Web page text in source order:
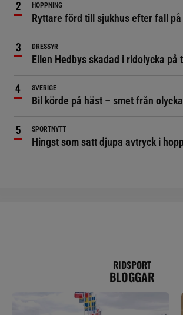
HOPPNING
Ryttare förd till sjukhus efter fall på
DRESSYR
Ellen Hedbys skadad i ridolycka på
SVERIGE
Bil körde på häst – smet från
SPORTNYTT
Hingst som satt djupa avtryck i
RIDSPORT
BLOGGAR